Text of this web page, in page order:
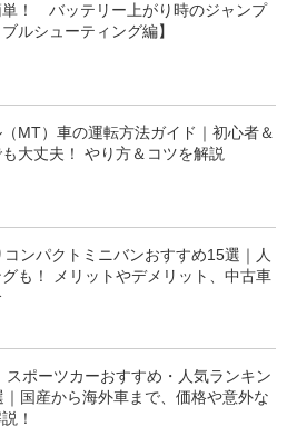
単！ バッテリー上がり時のジャンプ
ルシューティング編】
MT）車の運転方法ガイド｜初心者＆
大丈夫！ やり方＆コツを解説
ンパクトミニバンおすすめ15選｜人
も！ メリットやデメリット、中古車
スポーツカーおすすめ・人気ランキン
｜国産から海外車まで、価格や意外な
！